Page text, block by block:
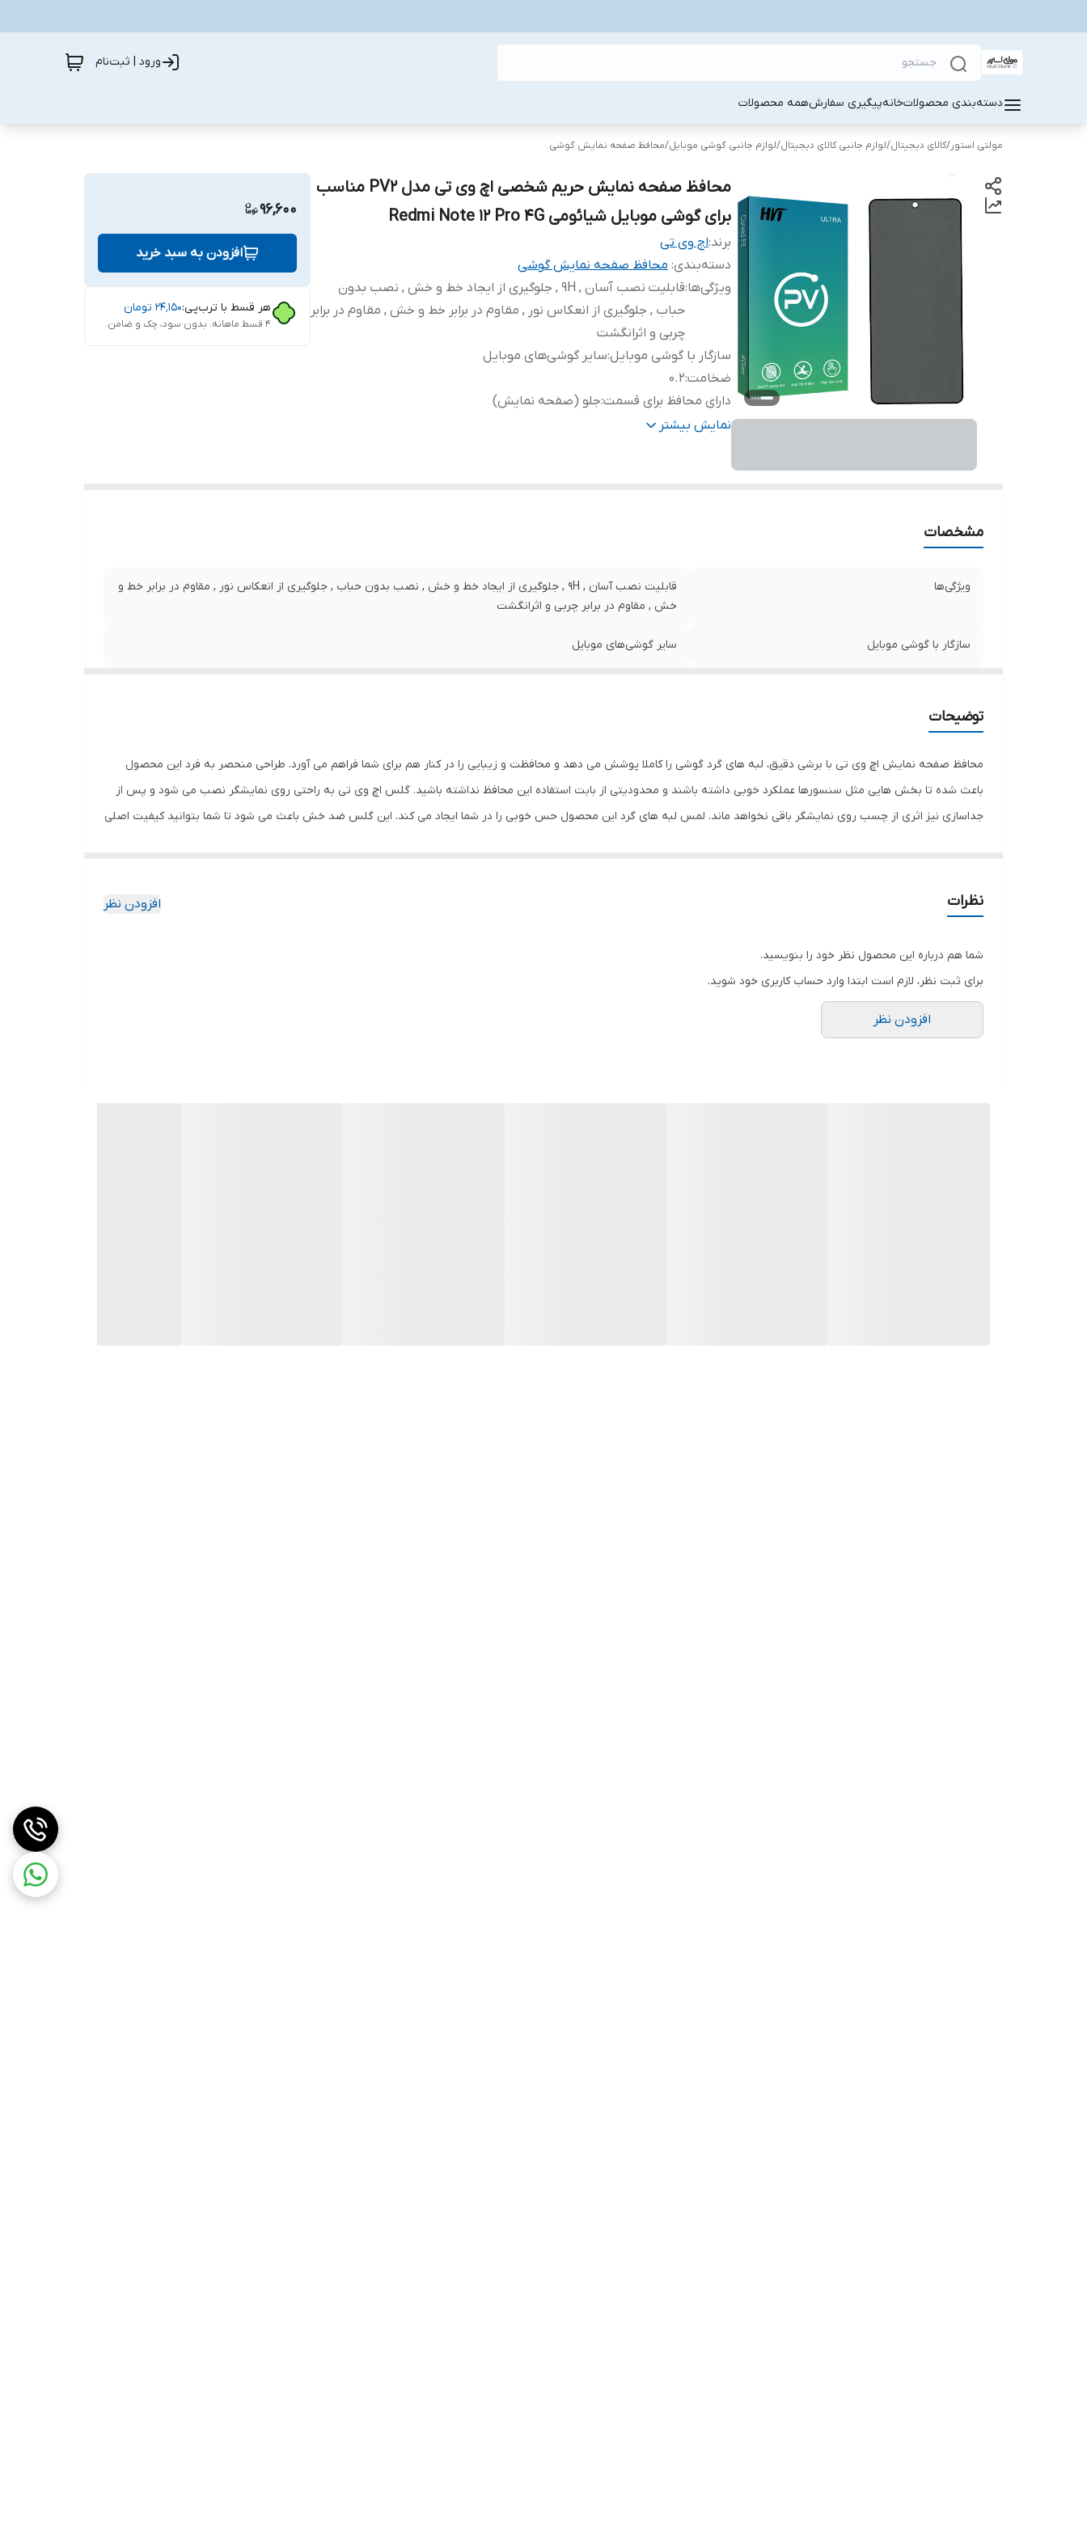
ورود | ثبت‌نام
دسته‌بندی محصولاتخانهپیگیری سفارشهمه محصولات
مولتی استور/کالای دیجیتال/لوازم جانبی کالای دیجیتال/لوازم جانبی گوشی موبایل/محافظ صفحه نمایش گوشی
محافظ صفحه نمایش حریم شخصی اچ وی تی مدل PV2 مناسب
برای گوشی موبایل شیائومی Redmi Note 12 Pro 4G
برند:اچ وی تی
دسته‌بندی: محافظ صفحه نمایش گوشی
ویژگی‌ها:
قابلیت نصب آسان , 9H , جلوگیری از ایجاد خط و خش , نصب بدون
حباب , جلوگیری از انعکاس نور , مقاوم در برابر خط و خش , مقاوم در برابر
چربی و اثرانگشت
سازگار با گوشی موبایل:سایر گوشی‌های موبایل
ضخامت:
0.2
دارای محافظ برای قسمت:جلو (صفحه نمایش)
رنگ:مشکی
نمایش بیشتر
96,600
افزودن به سبد خرید
هر قسط با ترب‌پی:۲۴٬۱۵۰ تومان
۴ قسط ماهانه. بدون سود، چک و ضامن.
مشخصات
ویژگی‌ها
قابلیت نصب آسان , 9H , جلوگیری از ایجاد خط و خش , نصب بدون حباب , جلوگیری از انعکاس نور , مقاوم در برابر خط و
خش , مقاوم در برابر چربی و اثرانگشت
سازگار با گوشی موبایل سایر گوشی‌های موبایل
دارای محافظ برای قسمت
رنگ مشکی
توضیحات
محافظ صفحه نمایش اچ وی تی با برشی دقیق، لبه های گرد گوشی را کاملا پوشش می دهد و محافظت و زیبایی را در کنار هم برای شما فراهم می آورد. طراحی منحصر به فرد این محصول
باعث شده تا بخش هایی مثل سنسورها عملکرد خوبی داشته باشند و محدودیتی از بابت استفاده این محافظ نداشته باشید. گلس اچ وی تی به راحتی روی نمایشگر نصب می شود و پس از
جداسازی نیز اثری از چسب روی نمایشگر باقی نخواهد ماند. لمس لبه های گرد این محصول حس خوبی را در شما ایجاد می کند. این گلس ضد خش باعث می شود تا شما بتوانید کیفیت اصلی
نظرات افزودن نظر
شما هم درباره این محصول نظر خود را بنویسید.
برای ثبت نظر، لازم است ابتدا وارد حساب کاربری خود شوید.
افزودن نظر